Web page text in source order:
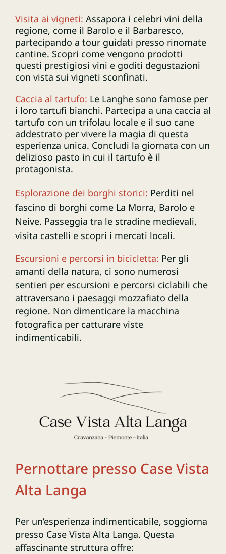
Visita ai vigneti: Assapora i celebri vini della
regione, come il Barolo e il Barbaresco,
partecipando a tour guidati presso rinomate
cantine. Scopri come vengono prodotti
questi prestigiosi vini e goditi degustazioni
con vista sui vigneti sconfinati.
Caccia al tartufo: Le Langhe sono famose per
i loro tartufi bianchi. Partecipa a una caccia al
tartufo con un trifolau locale e il suo cane
addestrato per vivere la magia di questa
esperienza unica. Concludi la giornata con un
delizioso pasto in cui il tartufo è il
protagonista.
Esplorazione dei borghi storici: Perditi nel
fascino di borghi come La Morra, Barolo e
Neive. Passeggia tra le stradine medievali,
visita castelli e scopri i mercati locali.
Escursioni e percorsi in bicicletta: Per gli
amanti della natura, ci sono numerosi
sentieri per escursioni e percorsi ciclabili che
attraversano i paesaggi mozzafiato della
regione. Non dimenticare la macchina
fotografica per catturare viste
indimenticabili.
Pernottare presso Case Vista
Alta Langa
Per un’esperienza indimenticabile, soggiorna
presso Case Vista Alta Langa. Questa
affascinante struttura offre: